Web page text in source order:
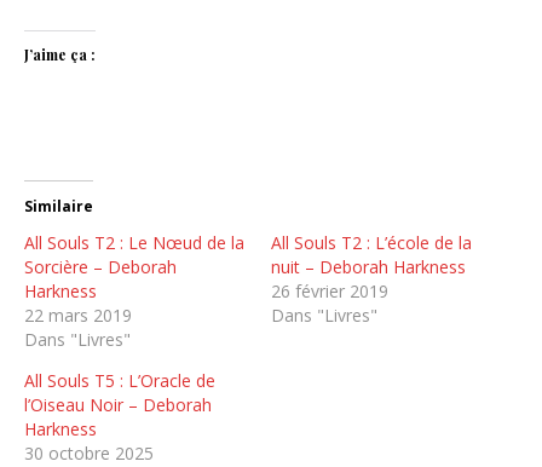
J’aime ça :
Similaire
All Souls T2 : Le Nœud de la
Sorcière – Deborah
Harkness
22 mars 2019
Dans "Livres"
All Souls T2 : L’école de la
nuit – Deborah Harkness
26 février 2019
Dans "Livres"
All Souls T5 : L’Oracle de
l’Oiseau Noir – Deborah
Harkness
30 octobre 2025